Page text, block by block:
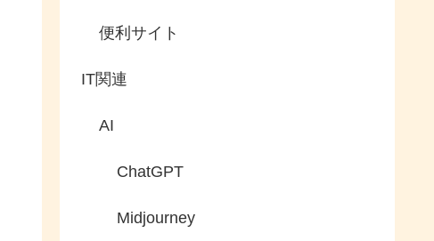
便利サイト
IT関連
AI
ChatGPT
Midjourney